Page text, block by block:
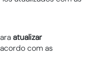
atualizar
com as